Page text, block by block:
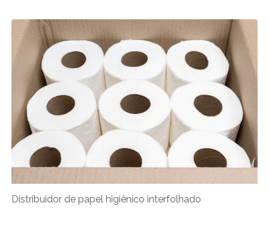
Distribuidor de papel higiênico interfolhado​